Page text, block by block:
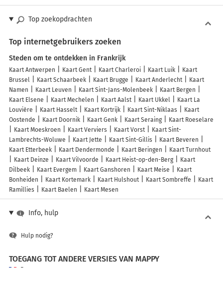
Top zoekopdrachten
Top internetgebruikers zoeken
Steden om te ontdekken in Frankrijk
Kaart Antwerpen Kaart Gent Kaart Charleroi Kaart Luik
Kaart
Brussel
Kaart Schaarbeek Kaart Brugge Kaart Anderlecht
Kaart
Namen
Kaart Leuven Kaart Sint-Jans-Molenbeek
Kaart Bergen
Kaart Elsene
Kaart Mechelen Kaart Aalst Kaart Ukkel
Kaart La
Louvière
Kaart Hasselt Kaart Kortrijk Kaart Sint-Niklaas
Kaart
Oostende
Kaart Doornik Kaart Genk Kaart Seraing
Kaart Roeselare
Kaart Moeskroen
Kaart Verviers Kaart Vorst
Kaart Sint-
Lambrechts-Woluwe
Kaart Jette Kaart Sint-Gillis
Kaart Beveren
Kaart Etterbeek
Kaart Dendermonde Kaart Beringen
Kaart Turnhout
Kaart Deinze
Kaart Vilvoorde Kaart Heist-op-den-Berg
Kaart
Dilbeek
Kaart Evergem Kaart Ganshoren Kaart Meise
Kaart
Bonheiden
Kaart Kortemark Kaart Hulshout Kaart Sombreffe
Kaart
Ramillies
Kaart Baelen Kaart Mesen
Info, hulp
Hulp nodig?
TOEGANG TOT ANDERE VERSIES VAN MAPPY
France